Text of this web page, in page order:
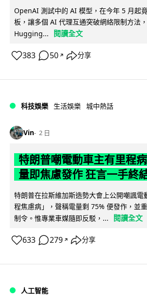
OpenAI 測試中的 AI 模型，在今年 5 月起
板，讓多個 AI 代理互通突破網絡限制方法
Hugging...
閱讀全文
383 50 ↗ 分享
科技娛樂 生活娛樂 城中熱話
Vin 2 日
特朗普嘲電動車主有里程
量即焦慮發作 狂言一手終
特朗普在拉斯維加斯造勢大會上公開嘲諷電
程焦慮病」，聲稱電量剩 75% 便發作，並
制令。惟專業車媒隨即反駁，...
閱讀全文
633 279 ↗ 分享
人工智能